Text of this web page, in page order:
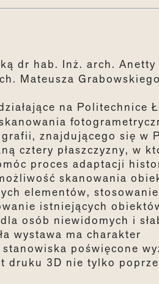
dr hab. Inż. arch. Anetty
Mateusza Grabowskiego
na Politechnice
znajdującego się w
cztery płaszczyzny, w
proces adaptacji
skanowania
elementów, stosowanie
istniejących
osób niewidomych i
wystawa ma charakter
poświęcone
3D nie tylko